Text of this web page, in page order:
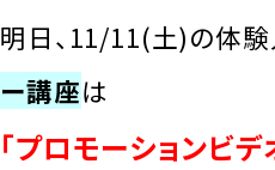
明日、11/11(土)の体
ー講座は
「プロモーションビデ